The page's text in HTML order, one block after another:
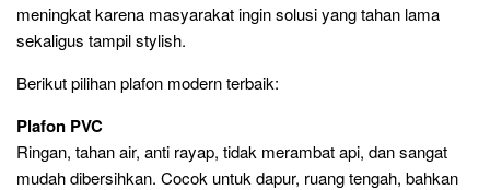
meningkat karena masyarakat ingin solusi yang tahan lama
sekaligus tampil stylish.
Berikut pilihan plafon modern terbaik:
Plafon PVC
Ringan, tahan air, anti rayap, tidak merambat api, dan sangat
mudah dibersihkan. Cocok untuk dapur, ruang tengah, bahkan